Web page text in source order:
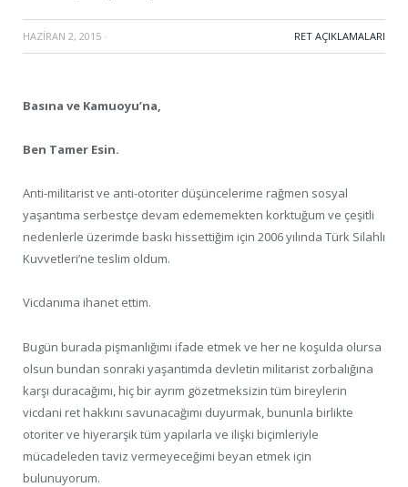
HAZIRAN 2, 2015 · RET AÇIKLAMALARI
Basına ve Kamuoyu’na,
Ben Tamer Esin.
Anti-militarist ve anti-otoriter düşüncelerime rağmen sosyal
yaşantıma serbestçe devam edememekten korktuğum ve çeşitli
nedenlerle üzerimde baskı hissettiğim için 2006 yılında Türk Silahlı
Kuvvetleri’ne teslim oldum.
Vicdanıma ihanet ettim.
Bugün burada pişmanlığımı ifade etmek ve her ne koşulda olursa
olsun bundan sonraki yaşantımda devletin militarist zorbalığına
karşı duracağımı, hiç bir ayrım gözetmeksizin tüm bireylerin
vicdani ret hakkını savunacağımı duyurmak, bununla birlikte
otoriter ve hiyerarşik tüm yapılarla ve ilişki biçimleriyle
mücadeleden taviz vermeyeceğimi beyan etmek için
bulunuyorum.